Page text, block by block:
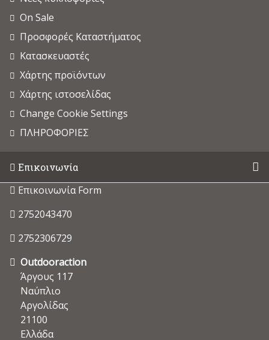
On Sale
Προσφορές Καταστήματος
Κατασκευαστές
Χάρτης προϊόντων
Χάρτης ιστοσελίδας
Change Cookie Settings
ΠΛΗΡΟΦΟΡΙΕΣ
Επικοινωνία
Επικοινωνία Form
2752043470
2752306729
Outdooraction
Άργους 117
Ναύπλιο
Αργολίδας
21100
Ελλάδα